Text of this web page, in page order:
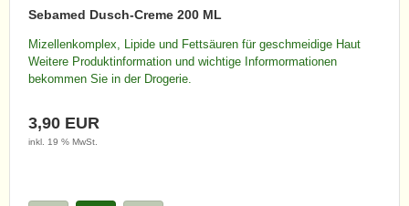
Sebamed Dusch-Creme 200 ML
Mizellenkomplex, Lipide und Fettsäuren für geschmeidige Haut
Weitere Produktinformation und wichtige Informormationen
bekommen Sie in der Drogerie.
3,90 EUR
inkl. 19 % MwSt.